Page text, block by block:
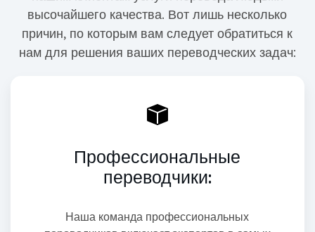
высочайшего качества. Вот лишь несколько
причин, по которым вам следует обратиться к
нам для решения ваших переводческих задач:
Профессиональные
переводчики:
Наша команда профессиональных